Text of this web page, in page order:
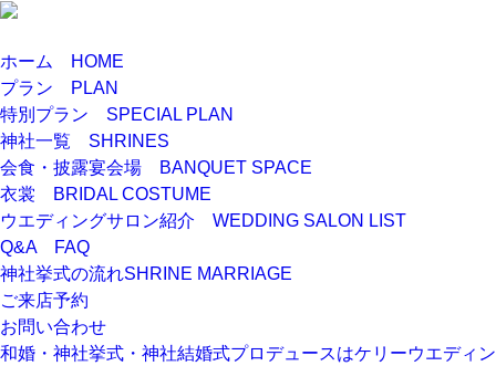
ホーム
HOME
プラン
PLAN
特別プラン SPECIAL PLAN
神社一覧 SHRINES
会食・披露宴会場
BANQUET SPACE
衣裳
BRIDAL COSTUME
ウエディングサロン紹介 WEDDING SALON LIST
Q&A
FAQ
神社挙式の流れSHRINE MARRIAGE
ご来店予約
お問い合わせ
和婚・神社挙式・神社結婚式プロデュースはケリーウエディン